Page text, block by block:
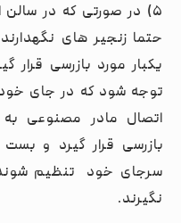
۵) در صورتی که در
حتما زنجیر های
یکبار مورد بازرسی
توجه شود که در جای
اتصال مادر مصنوعی
بازرسی قرار گیرد و
سرجای خود تنظیم شوند
نگیرند.